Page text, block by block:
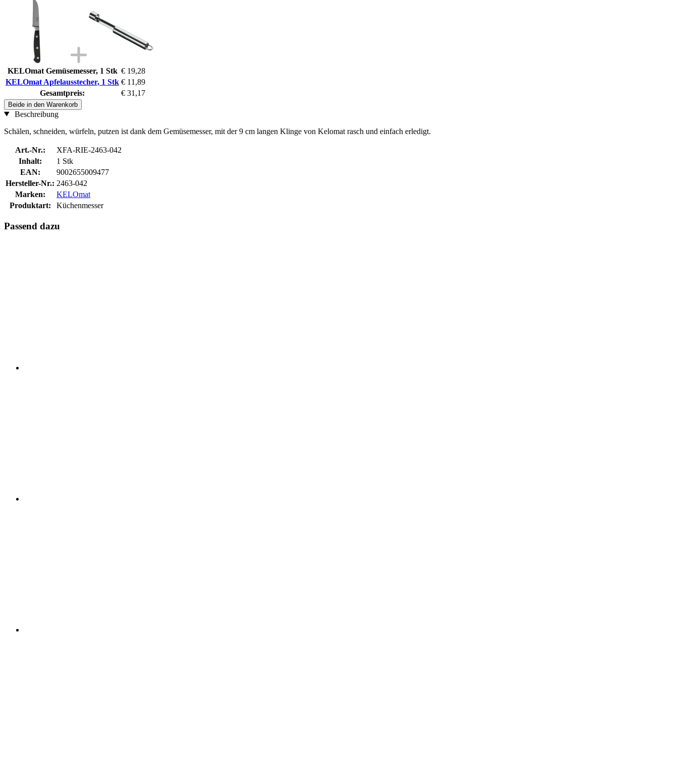
KELOmat Gemüsemesser, 1 Stk € 19,28
KELOmat Apfelausstecher, 1 Stk € 11,89
Gesamtpreis:
€ 31,17
Beide in den Warenkorb
Beschreibung
Schälen, schneiden, würfeln, putzen ist dank dem Gemüsemesser, mit der 9 cm langen Klinge von Kelomat rasch und einfach erledigt.
Art.-Nr.:
XFA-RIE-2463-042
Inhalt:
1 Stk
EAN:
9002655009477
Hersteller-Nr.: 2463-042
Marken:
KELOmat
Produktart:
Küchenmesser
Passend dazu